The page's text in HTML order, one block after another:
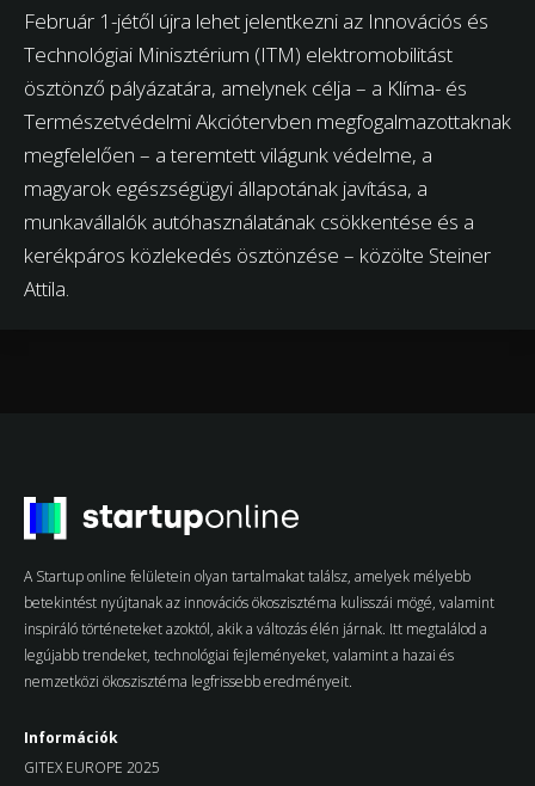
Február 1-jétől újra lehet jelentkezni az Innovációs és
Technológiai Minisztérium (ITM) elektromobilitást
ösztönző pályázatára, amelynek célja – a Klíma- és
Természetvédelmi Akciótervben megfogalmazottaknak
megfelelően – a teremtett világunk védelme, a
magyarok egészségügyi állapotának javítása, a
munkavállalók autóhasználatának csökkentése és a
kerékpáros közlekedés ösztönzése – közölte Steiner
Attila.
A Startup online felületein olyan tartalmakat találsz, amelyek mélyebb
betekintést nyújtanak az innovációs ökoszisztéma kulisszái mögé, valamint
inspiráló történeteket azoktól, akik a változás élén járnak. Itt megtalálod a
legújabb trendeket, technológiai fejleményeket, valamint a hazai és
nemzetközi ökoszisztéma legfrissebb eredményeit.
Információk
GITEX EUROPE 2025